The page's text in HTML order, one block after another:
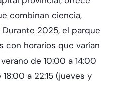
combinan ciencia,
2025, el parque
con horarios que varían
de 10:00 a 14:00
a 22:15 (jueves y